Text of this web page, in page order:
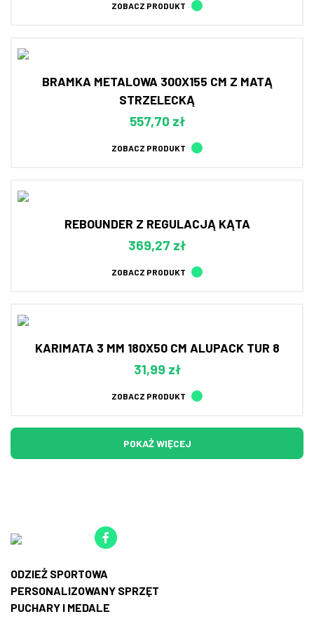
ZOBACZ PRODUKT
BRAMKA METALOWA 300X155 CM Z MATĄ
STRZELECKĄ
557,70 zł
ZOBACZ PRODUKT
REBOUNDER Z REGULACJĄ KĄTA
369,27 zł
ZOBACZ PRODUKT
KARIMATA 3 MM 180X50 CM ALUPACK TUR 8
31,99 zł
ZOBACZ PRODUKT
POKAŻ WIĘCEJ
ODZIEŻ SPORTOWA
PERSONALIZOWANY SPRZĘT
PUCHARY I MEDALE